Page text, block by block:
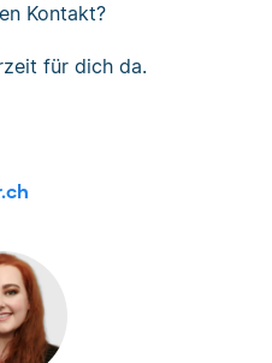
Kontakt?
für dich da.